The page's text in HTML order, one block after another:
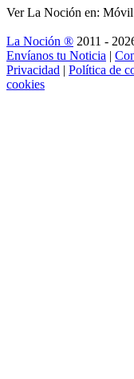
Ver La Noción en: Móvil
La Noción ® 2011 -
Envíanos tu Noticia |
Privacidad | Política de
cookies